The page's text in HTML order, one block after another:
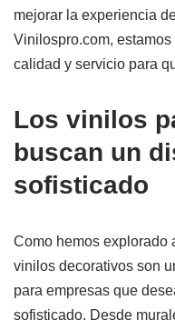
mejorar la experiencia
Vinilospro.com,
calidad y servicio para
Los vinilos
buscan un
sofisticado
Como hemos explorado
vinilos decorativos son
para empresas que
sofisticado. Desde